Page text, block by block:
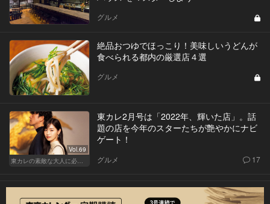
グルメ
絶品おつゆでほっこり！美味しいうどんが
食べられる都内の厳選店４選
グルメ
Vol.69
東カレの素敵な大人に必要なこと
東カレ2月号は「2022年、輝いた店」。話
題の店を今年のスターたちが艶やかにナビ
ゲート！
グルメ 17